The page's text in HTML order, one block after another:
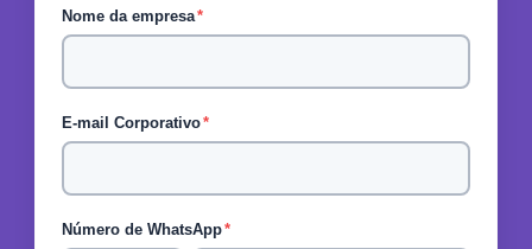
Nome da empresa*
E-mail Corporativo*
Número de WhatsApp*